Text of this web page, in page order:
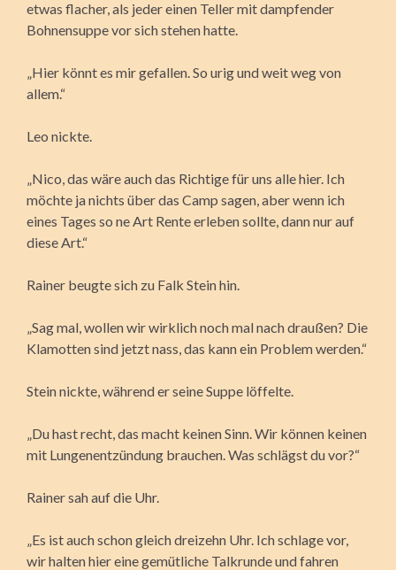
etwas flacher, als jeder einen Teller mit dampfender
Bohnensuppe vor sich stehen hatte.
„Hier könnt es mir gefallen. So urig und weit weg von
allem.“
Leo nickte.
„Nico, das wäre auch das Richtige für uns alle hier. Ich
möchte ja nichts über das Camp sagen, aber wenn ich
eines Tages so ne Art Rente erleben sollte, dann nur auf
diese Art.“
Rainer beugte sich zu Falk Stein hin.
„Sag mal, wollen wir wirklich noch mal nach draußen? Die
Klamotten sind jetzt nass, das kann ein Problem werden.“
Stein nickte, während er seine Suppe löffelte.
„Du hast recht, das macht keinen Sinn. Wir können keinen
mit Lungenentzündung brauchen. Was schlägst du vor?“
Rainer sah auf die Uhr.
„Es ist auch schon gleich dreizehn Uhr. Ich schlage vor,
wir halten hier eine gemütliche Talkrunde und fahren